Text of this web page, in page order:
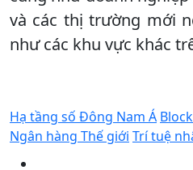
và các thị trường mới
như các khu vực khác
Hạ tầng số Đông Nam Á
Ngân hàng Thế giới Trí tuệ